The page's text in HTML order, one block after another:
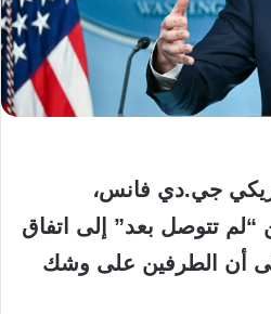
جي.دي فانس،
تتوصل بعد” إلى اتفاق
أن الطرفين على وشك